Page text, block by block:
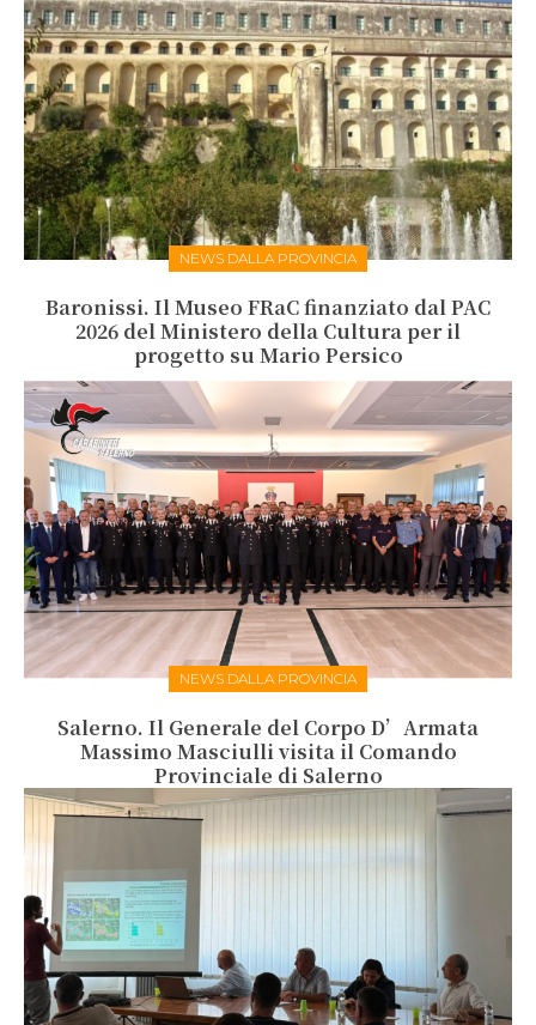
NEWS DALLA PROVINCIA
Baronissi. Il Museo FRaC finanziato dal PAC
2026 del Ministero della Cultura per il
progetto su Mario Persico
NEWS DALLA PROVINCIA
Salerno. Il Generale del Corpo D’Armata
Massimo Masciulli visita il Comando
Provinciale di Salerno